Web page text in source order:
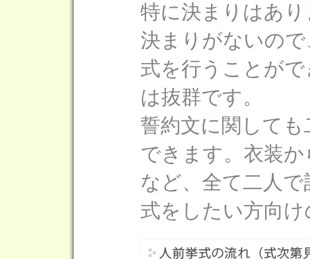
特に決まりはあ
決まりがないの
式を行うことが
は抜群です。
誓約文に関して
できます。衣装
など、全て二人
式をしたい方向